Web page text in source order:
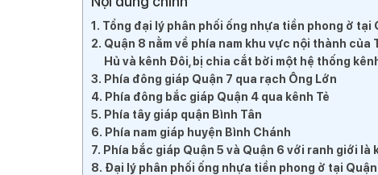
Tổng đại lý phân phối ống nhựa tiền phong ở tại
Quận 8 nằm về phía nam khu vực nội thành
Hủ và kênh Đôi, bị chia cắt bởi một hệ thống
Phía đông giáp Quận 7 qua rạch Ông Lớn
Phía đông bắc giáp Quận 4 qua kênh Tẻ
Phía tây giáp quận Bình Tân
Phía nam giáp huyện Bình Chánh
Phía bắc giáp Quận 5 và Quận 6 với ranh giới là
Đại lý phân phối ống nhựa tiền phong ở tại Quận